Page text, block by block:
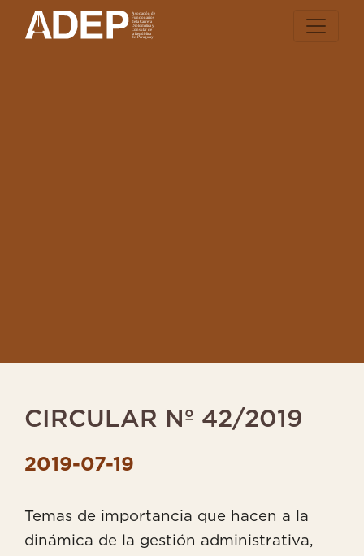
ÁREA
DE
CIRCULAR Nº 42/2019
2019-07-19
Temas de importancia que hacen a la
dinámica de la gestión administrativa,